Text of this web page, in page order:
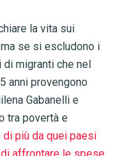
la vita sui
se si escludono i
migranti che nel
anni provengono
Gabanelli e
tra povertà e
di più da quei paesi